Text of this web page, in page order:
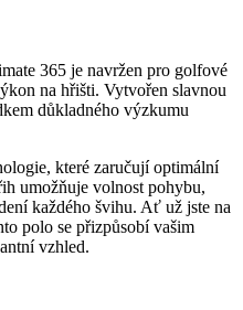
365 je navržen pro golfové
na hřišti. Vytvořen slavnou
důkladného výzkumu
které zaručují optimální
umožňuje volnost pohybu,
každého švihu. Ať už jste na
polo se přizpůsobí vašim
vzhled.